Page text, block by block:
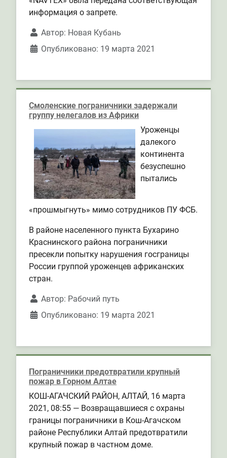
информация о запрете.
Автор: Новая Кубань
Опубликовано: 19 марта 2021
Смоленские пограничники задержали
группу нелегалов из Африки
Уроженцы
далекого
континента
безуспешно
пытались
«прошмыгнуть» мимо сотрудников ПУ ФСБ.
В районе населенного пункта Бухарино
Краснинского района пограничники
пресекли попытку нарушения госграницы
России группой уроженцев африканских
стран.
Автор: Рабочий путь
Опубликовано: 19 марта 2021
Пограничники предотвратили крупный
пожар в Горном Алтае
КОШ-АГАЧСКИЙ РАЙОН, АЛТАЙ, 16 марта
2021, 08:55 — Возвращавшиеся с охраны
границы пограничники в Кош-Агачском
районе Республики Алтай предотвратили
крупный пожар в частном доме.